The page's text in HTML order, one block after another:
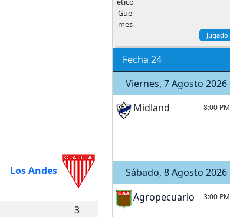
Los Andes
3
Jugado
Fecha 24
Viernes, 7 Agosto 2026
Midland
8:00 PM
Sábado, 8 Agosto 2026
Agropecuario
3:00 PM